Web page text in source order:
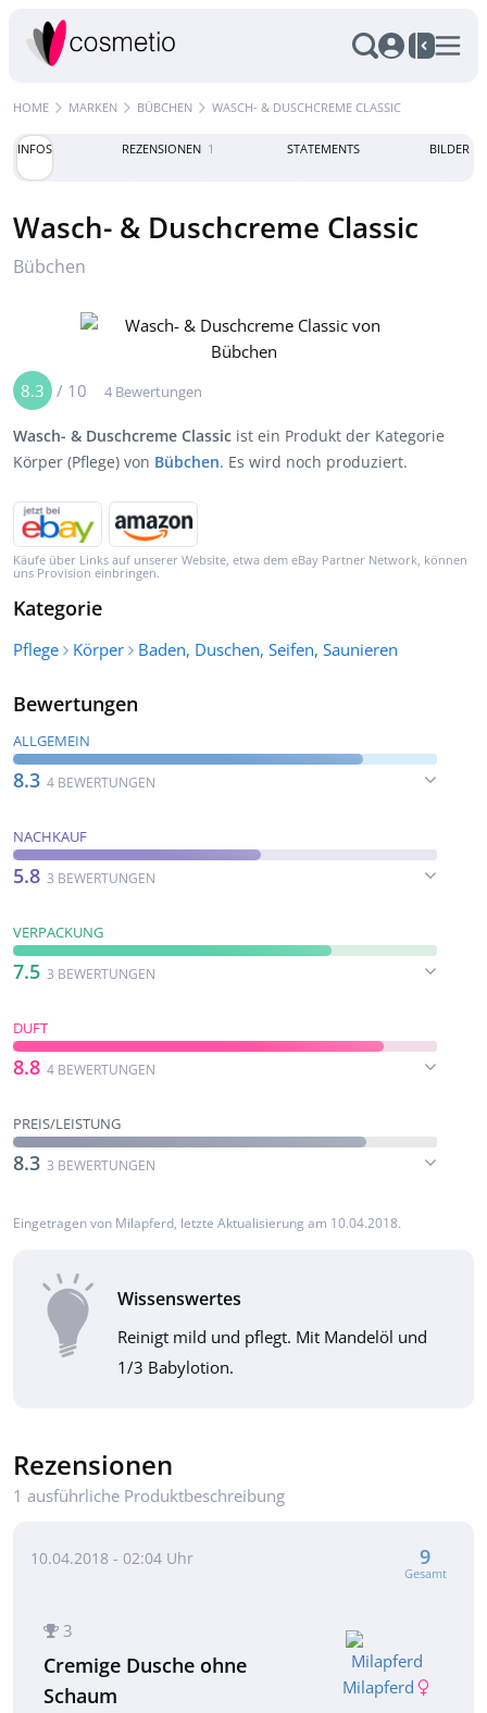
HOME MARKEN BÜBCHEN WASCH- & DUSCHCREME CLASSIC
INFOS REZENSIONEN 1 STATEMENTS BILDER
Wasch- & Duschcreme Classic
Bübchen
8.3 / 10 4 Bewertungen
Wasch- & Duschcreme Classic ist ein Produkt der Kategorie
Körper (Pflege) von Bübchen. Es wird noch produziert.
Käufe über Links auf unserer Website, etwa dem eBay Partner Network, können
uns Provision einbringen.
Kategorie
Pflege Körper Baden, Duschen, Seifen, Saunieren
Bewertungen
ALLGEMEIN
8.3 4 BEWERTUNGEN
NACHKAUF
5.8 3 BEWERTUNGEN
VERPACKUNG
7.5 3 BEWERTUNGEN
DUFT
8.8 4 BEWERTUNGEN
PREIS/LEISTUNG
8.3 3 BEWERTUNGEN
Eingetragen von Milapferd, letzte Aktualisierung am 10.04.2018.
Wissenswertes
Reinigt mild und pflegt. Mit Mandelöl und
1/3 Babylotion.
Rezensionen
1 ausführliche Produktbeschreibung
10.04.2018 - 02:04 Uhr 9
Gesamt
Milapferd
3
Cremige Dusche ohne
Schaum